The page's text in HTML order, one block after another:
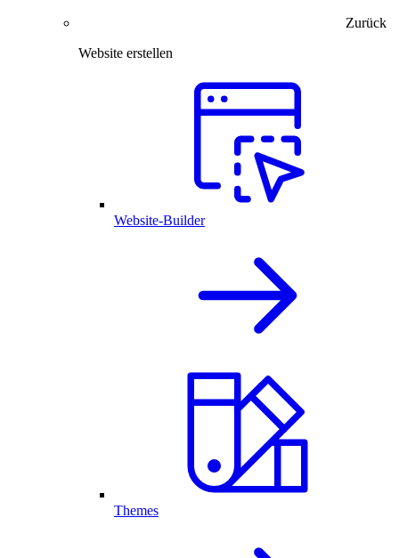
Zurück
Website erstellen
Website-Builder
Themes